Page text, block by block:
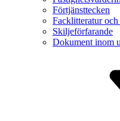
Förtjänst­tecken
Facklitte­ratur
Skiljeför­farande
Dokument inom